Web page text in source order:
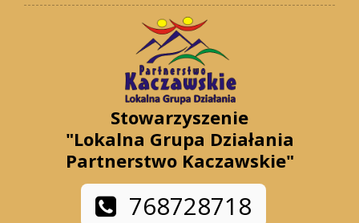
Stowarzyszenie
"Lokalna Grupa Działania
Partnerstwo Kaczawskie"
768728718